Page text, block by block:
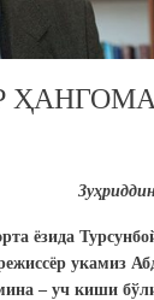
ёзида
укамиз
– уч киши